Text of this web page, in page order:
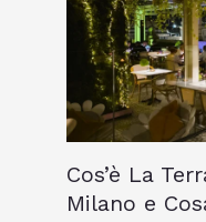
Cos’è La
Milano e